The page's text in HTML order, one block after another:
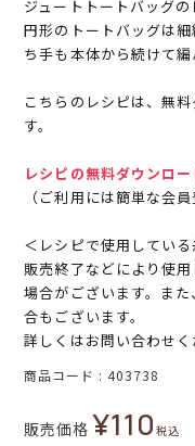
ジュートトートバッグ
円形のトートバッグは
ち手も本体から続けて編
こちらのレシピは、無
す。
レシピの無料ダウンロ
（ご利用には簡単な会
＜レシピで使用してい
販売終了などにより使
場合がございます。ま
合もございます。
詳しくはお問い合わせく
商品コード 403738
販売価格 ¥110税込